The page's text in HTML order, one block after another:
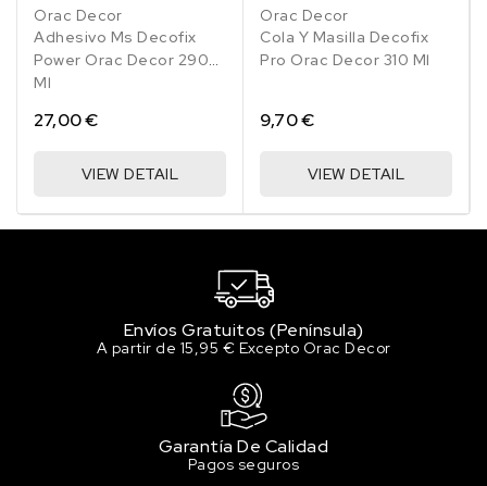
Orac Decor
Adhesivo Ms Decofix
Power Orac Decor 290
Ml
27,00 €
VIEW DETAIL
Orac Decor
Cola Y Masilla Decofix
Pro Orac Decor 310 Ml
9,70 €
VIEW DETAIL
Envíos Gratuitos (Península)
A partir de 15,95 € Excepto Orac Decor
Garantía De Calidad
Pagos seguros